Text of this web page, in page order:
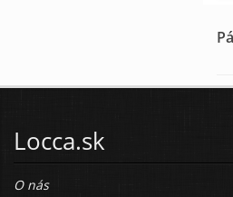
Locca.sk
O nás